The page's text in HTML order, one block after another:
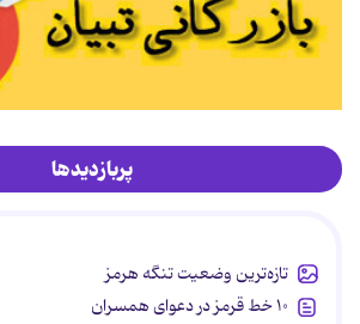
پربازدیدها
تازه‌ترین وضعیت تنگه هرمز
۱۰ خط قرمز در دعوای همسران